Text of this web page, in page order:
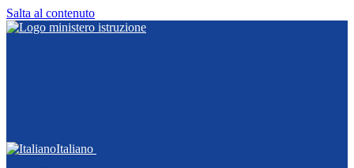
Salta al contenuto
Italiano